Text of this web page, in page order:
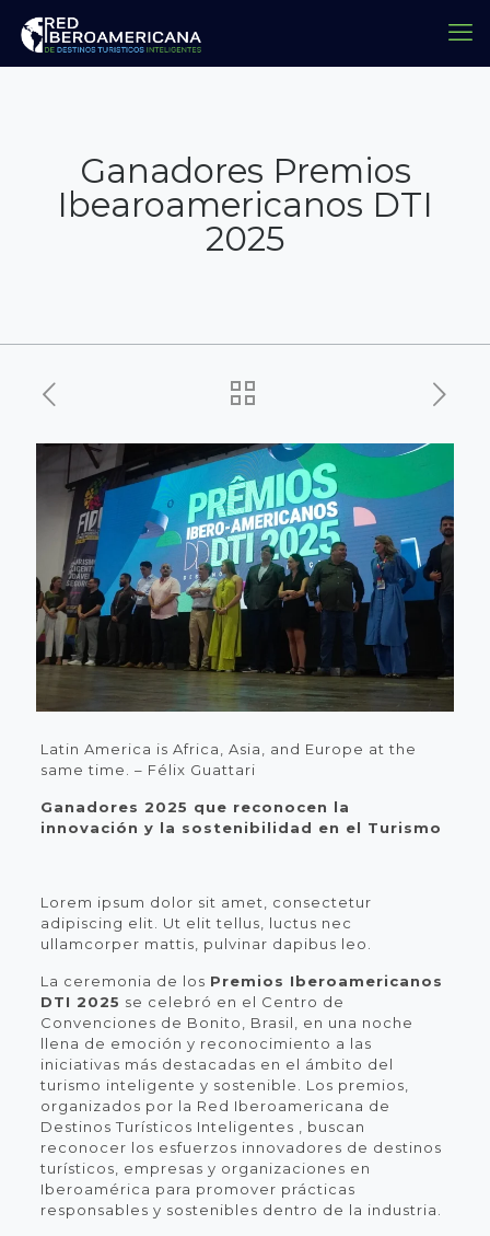
Ganadores Premios
Ibearoamericanos DTI
2025
Latin America is Africa, Asia, and Europe at the
same time. – Félix Guattari
Ganadores 2025 que reconocen la
innovación y la sostenibilidad en el Turismo
Lorem ipsum dolor sit amet, consectetur
adipiscing elit. Ut elit tellus, luctus nec
ullamcorper mattis, pulvinar dapibus leo.
La ceremonia de los Premios Iberoamericanos
DTI 2025 se celebró en el Centro de
Convenciones de Bonito, Brasil, en una noche
llena de emoción y reconocimiento a las
iniciativas más destacadas en el ámbito del
turismo inteligente y sostenible. Los premios,
organizados por la Red Iberoamericana de
Destinos Turísticos Inteligentes , buscan
reconocer los esfuerzos innovadores de destinos
turísticos, empresas y organizaciones en
Iberoamérica para promover prácticas
responsables y sostenibles dentro de la industria.